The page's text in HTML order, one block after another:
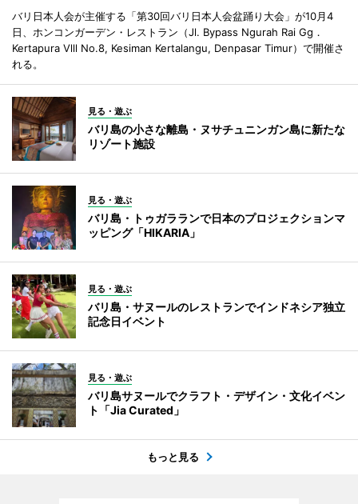
バリ日本人会が主催する「第30回バリ日本人会盆踊り大会」が10月4
日、ホンコンガーデン・レストラン（Jl. Bypass Ngurah Rai Gg．
Kertapura Vlll No.8, Kesiman Kertalangu, Denpasar Timur）で開催さ
れる。
見る・遊ぶ
バリ島の小さな離島・ヌサチュニンガン島に新たな
リゾート施設
見る・遊ぶ
バリ島・トゥガラランで日本のプロジェクションマ
ッピング「HIKARIA」
見る・遊ぶ
バリ島・サヌールのレストランでインドネシア独立
記念日イベント
見る・遊ぶ
バリ島サヌールでクラフト・デザイン・文化イベン
ト「Jia Curated」
もっと見る